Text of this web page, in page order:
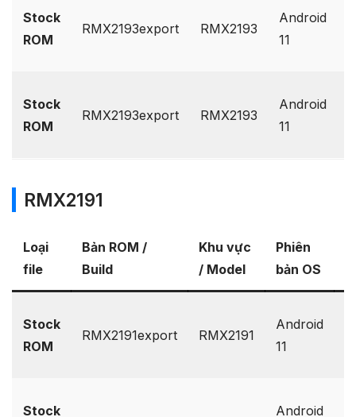
Stock
ROM
RMX2193export RMX2193
Android
11
Stock
ROM
RMX2193export RMX2193
Android
11
RMX2191
Loại
file
Bản ROM /
Build
Khu vực
/ Model
Phiên
bản OS
Stock
ROM
RMX2191export RMX2191
Android
11
Stock Android